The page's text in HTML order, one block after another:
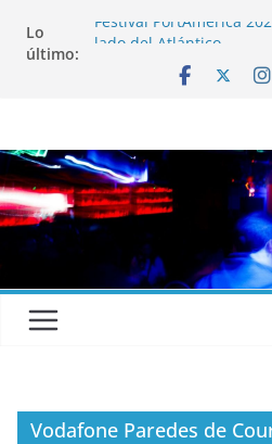
Lo
último:
Festival PortAmérica
lado del Atlántico
El Atlantic Fest 2025
realmente exquisito
Entrevista a RUMIA
Entrevista a mariagrep
Vodafone Paredes de